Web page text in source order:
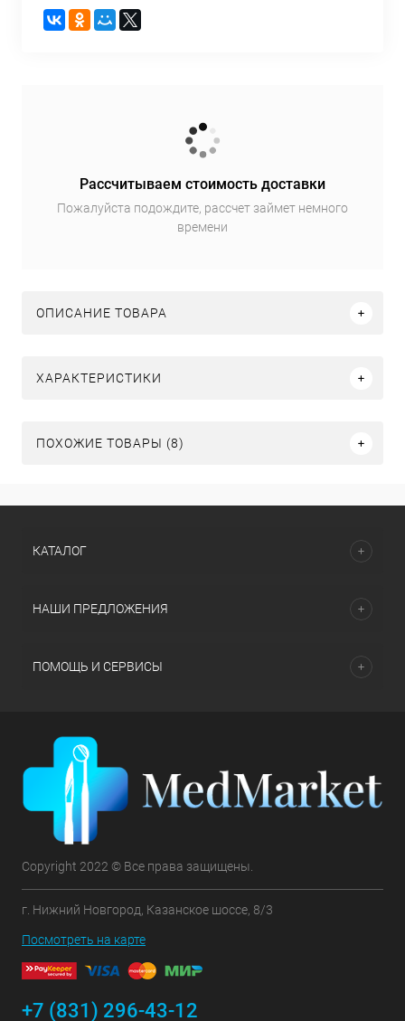
Рассчитываем стоимость доставки
Пожалуйста подождите, рассчет займет немного
времени
ОПИСАНИЕ ТОВАРА
ХАРАКТЕРИСТИКИ
ПОХОЖИЕ ТОВАРЫ (8)
КАТАЛОГ
НАШИ ПРЕДЛОЖЕНИЯ
ПОМОЩЬ И СЕРВИСЫ
Copyright 2022 © Все права защищены.
г. Нижний Новгород, Казанское шоссе, 8/3
Посмотреть на карте
+7 (831) 296-43-12